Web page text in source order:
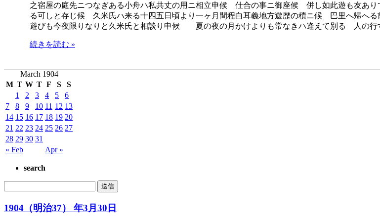
之宿屋の庭先ニつなぎある小舟ハ私共丈の用ニ相立申候 仕合の事ニ御座候 併し如此遊も友あ
る可しと存じ候 久米氏ハ来る十四五日頃より一ヶ月間程白耳義地方遊歴の積ニ候 巴里へ帰へ
遊びも今夜限りなりと久米氏と相談り申候 夏の夜の月かけよりも常なきハ逢えて別るゝ
続きを読む »
March 1904
M T W T F S S
« Feb Apr »
1 2 3 4 5
6
7
8 9 10 11 12 13
14 15 16 17 18 19 20
21 22 23 24 25 26 27
28 29 30 31
search
1904（明治37） 年3月30日